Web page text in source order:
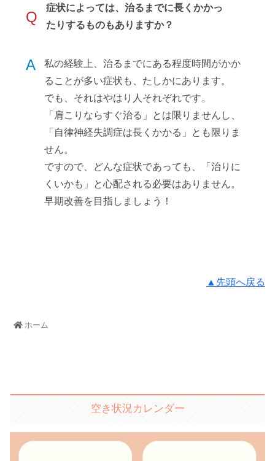
Q
症状によっては、治るまでに長くかかっ
たりするものもありますか？
A
私の経験上、治るまでにある程度時間がかか
ることが多い症状も、たしかにあります。
でも、それはやはり人それぞれです。
「肩こりならすぐ治る」とは限りませんし、
「自律神経失調症は長くかかる」とも限りま
せん。
ですので、どんな症状であっても、「治りに
くいかも」と心配される必要はありません。
早期改善を目指しましょう！
▲先頭へ戻る
ホーム
空き状況カレンダー